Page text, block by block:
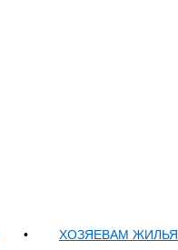
• ХОЗЯЕВАМ ЖИЛЬЯ